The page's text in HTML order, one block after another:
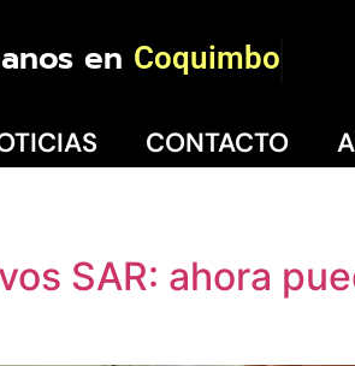
en Coquimbo
CONTACTO
SAR: ahora